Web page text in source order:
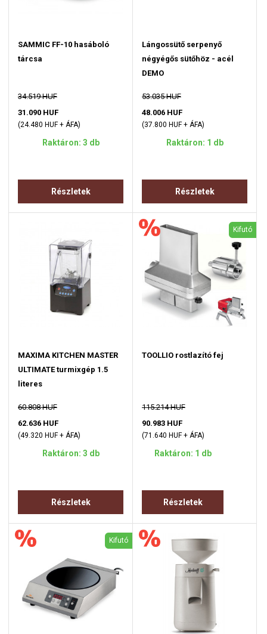
SAMMIC FF-10 hasáboló
tárcsa
34.519 HUF
31.090 HUF
(24.480 HUF + ÁFA)
Raktáron: 3 db
Részletek
Lángossütő serpenyő
négyégős sütőhöz - acél
DEMO
53.035 HUF
48.006 HUF
(37.800 HUF + ÁFA)
Raktáron: 1 db
Részletek
MAXIMA KITCHEN MASTER
ULTIMATE turmixgép 1.5
literes
60.808 HUF
62.636 HUF
(49.320 HUF + ÁFA)
Raktáron: 3 db
Részletek
Kifutó
TOOLLIO rostlazító fej
115.214 HUF
90.983 HUF
(71.640 HUF + ÁFA)
Raktáron: 1 db
Részletek
Kifutó